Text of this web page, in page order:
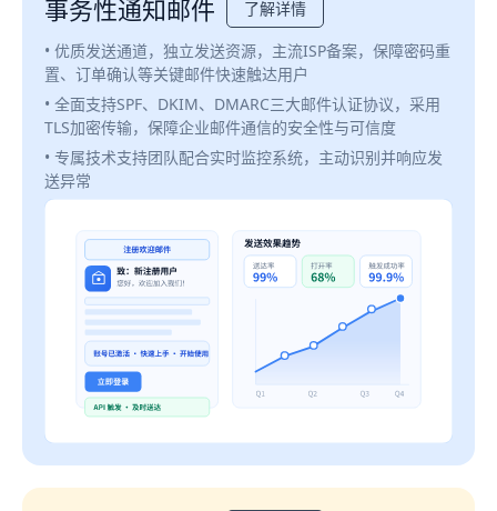
事务性通知邮件
了解详情
• 优质发送通道，独立发送资源，主流ISP备案，保障密码重
置、订单确认等关键邮件快速触达用户
• 全面支持SPF、DKIM、DMARC三大邮件认证协议，采用
TLS加密传输，保障企业邮件通信的安全性与可信度
• 专属技术支持团队配合实时监控系统，主动识别并响应发
送异常